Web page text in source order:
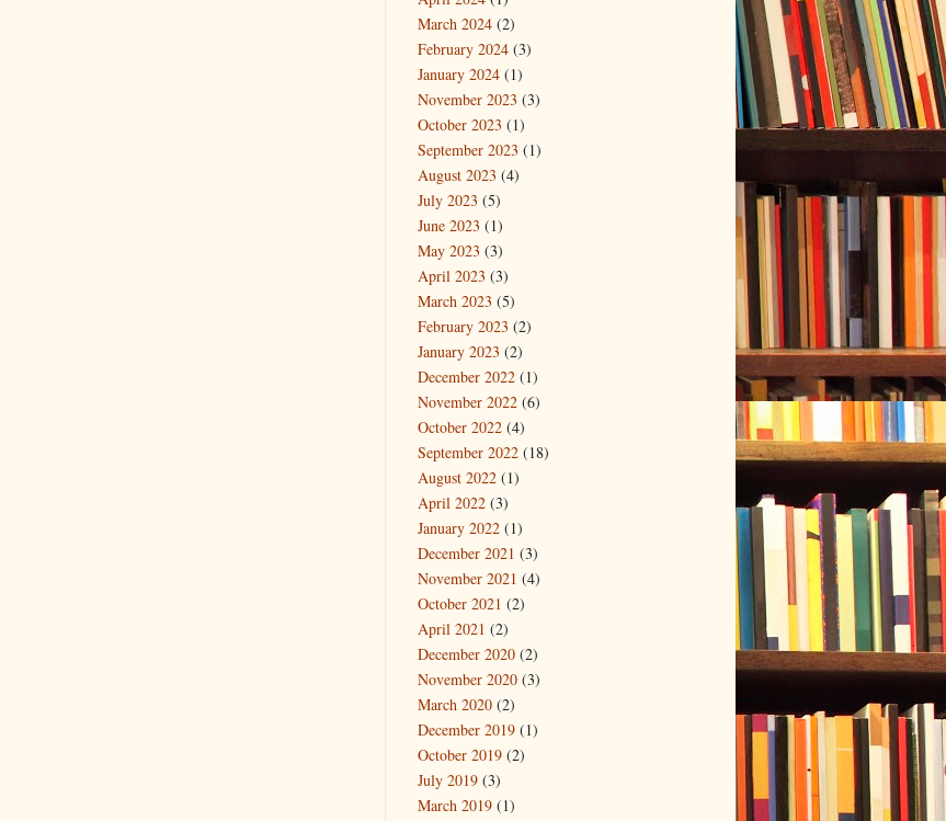
March 2024 (2)
February 2024 (3)
January 2024 (1)
November 2023 (3)
October 2023 (1)
September 2023 (1)
August 2023 (4)
July 2023 (5)
June 2023 (1)
May 2023 (3)
April 2023 (3)
March 2023 (5)
February 2023 (2)
January 2023 (2)
December 2022 (1)
November 2022 (6)
October 2022 (4)
September 2022 (18)
August 2022 (1)
April 2022 (3)
January 2022 (1)
December 2021 (3)
November 2021 (4)
October 2021 (2)
April 2021 (2)
December 2020 (2)
November 2020 (3)
March 2020 (2)
December 2019 (1)
October 2019 (2)
July 2019 (3)
March 2019 (1)